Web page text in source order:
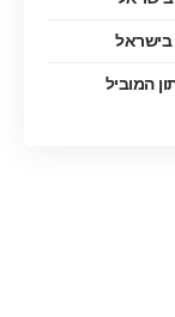
המוביל